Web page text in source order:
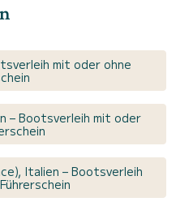
mit oder ohne
– Bootsverleih mit oder
Italien – Bootsverleih